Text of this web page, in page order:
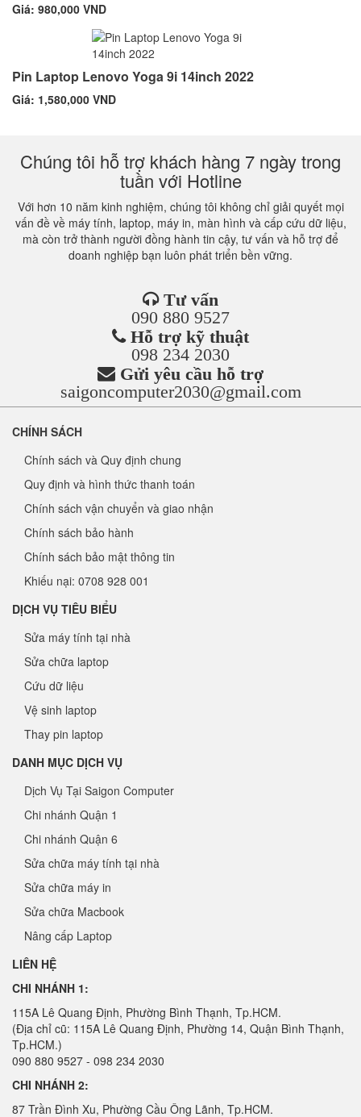
Giá: 980,000 VND
Pin Laptop Lenovo Yoga 9i 14inch 2022
Giá: 1,580,000 VND
Chúng tôi hỗ trợ khách hàng 7 ngày trong
tuần với Hotline
Với hơn 10 năm kinh nghiệm, chúng tôi không chỉ giải quyết mọi
vấn đề về máy tính, laptop, máy in, màn hình và cấp cứu dữ liệu,
mà còn trở thành người đồng hành tin cậy, tư vấn và hỗ trợ để
doanh nghiệp bạn luôn phát triển bền vững.
Tư vấn
090 880 9527
Hỗ trợ kỹ thuật
098 234 2030
Gửi yêu cầu hỗ trợ
saigoncomputer2030@gmail.com
CHÍNH SÁCH
Chính sách và Quy định chung
Quy định và hình thức thanh toán
Chính sách vận chuyển và giao nhận
Chính sách bảo hành
Chính sách bảo mật thông tin
Khiếu nại: 0708 928 001
DỊCH VỤ TIÊU BIỂU
Sửa máy tính tại nhà
Sửa chữa laptop
Cứu dữ liệu
Vệ sinh laptop
Thay pin laptop
DANH MỤC DỊCH VỤ
Dịch Vụ Tại Saigon Computer
Chi nhánh Quận 1
Chi nhánh Quận 6
Sửa chữa máy tính tại nhà
Sửa chữa máy in
Sửa chữa Macbook
Nâng cấp Laptop
LIÊN HỆ
CHI NHÁNH 1:
115A Lê Quang Định, Phường Bình Thạnh, Tp.HCM.
(Địa chỉ cũ: 115A Lê Quang Định, Phường 14, Quận Bình Thạnh,
Tp.HCM.)
090 880 9527 - 098 234 2030
CHI NHÁNH 2:
87 Trần Đình Xu, Phường Cầu Ông Lãnh, Tp.HCM.